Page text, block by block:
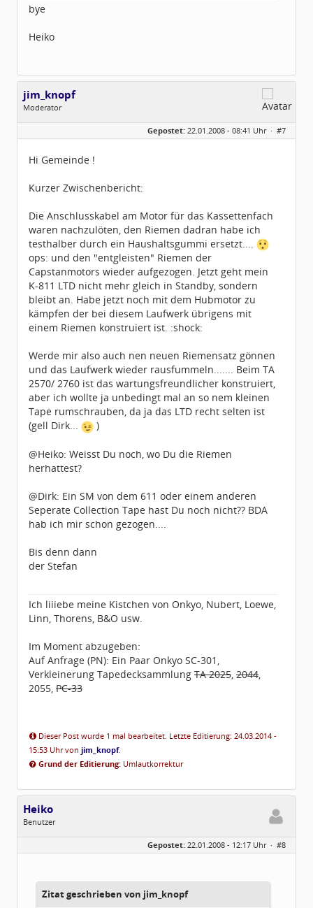
bye
Heiko
jim_knopf
Moderator
Geschlecht:
keine Angabe
Beiträge:
1031
Gepostet: 22.01.2008 - 08:41 Uhr · #7
Hi Gemeinde !
Kurzer Zwischenbericht:
Die Anschlusskabel am Motor für das Kassettenfach
waren nachzulöten, den Riemen dadran habe ich
testhalber durch ein Haushaltsgummi ersetzt....
ops: und den "entgleisten" Riemen der
Capstanmotors wieder aufgezogen. Jetzt geht mein
K-811 LTD nicht mehr gleich in Standby, sondern
bleibt an. Habe jetzt noch mit dem Hubmotor zu
kämpfen der bei diesem Laufwerk übrigens mit
einem Riemen konstruiert ist. :shock:
Werde mir also auch nen neuen Riemensatz gönnen
und das Laufwerk wieder rausfummeln....... Beim TA
2570/ 2760 ist das wartungsfreundlicher konstruiert,
aber ich wollte ja unbedingt mal an so nem kleinen
Tape rumschrauben, da ja das LTD recht selten ist
(gell Dirk...
)
@Heiko: Weisst Du noch, wo Du die Riemen
herhattest?
@Dirk: Ein SM von dem 611 oder einem anderen
Seperate Collection Tape hast Du noch nicht?? BDA
hab ich mir schon gezogen....
Bis denn dann
der Stefan
Ich liiiebe meine Kistchen von Onkyo, Nubert, Loewe,
Linn, Thorens, B&O usw.
Im Moment abzugeben:
Auf Anfrage (PN): Ein Paar Onkyo SC-301,
Verkleinerung Tapedecksammlung TA 2025 2044
2055, PC-33
Dieser Post wurde 1 mal bearbeitet. Letzte Editierung: 24.03.2014 -
15:53 Uhr von jim_knopf.
Grund der Editierung: Umlautkorrektur
Heiko
Benutzer
Alter:
66
Gepostet: 22.01.2008 - 12:17 Uhr · #8
Zitat geschrieben von jim_knopf